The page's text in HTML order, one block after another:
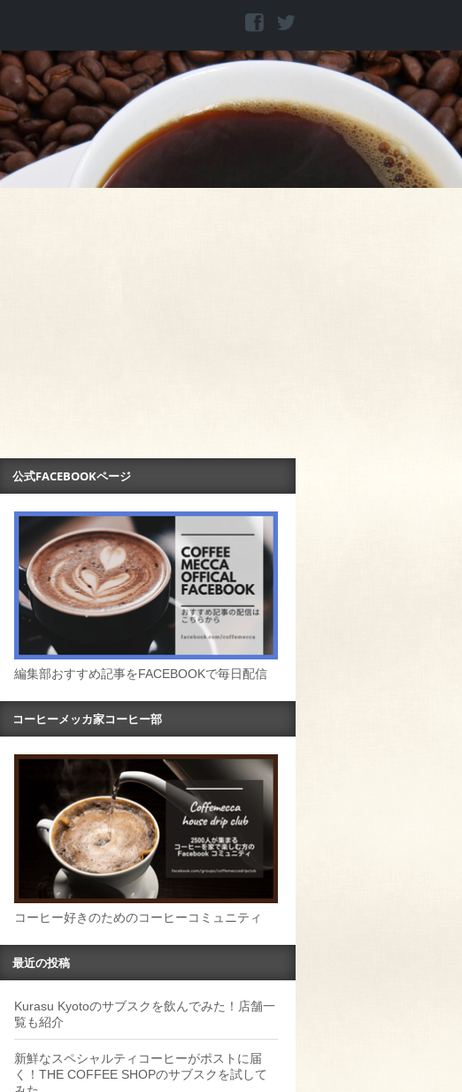
公式FACEBOOKページ
編集部おすすめ記事をFACEBOOKで毎日配信
コーヒーメッカ家コーヒー部
コーヒー好きのためのコーヒーコミュニティ
最近の投稿
Kurasu Kyotoのサブスクを飲んでみた！店舗一
覧も紹介
新鮮なスペシャルティコーヒーがポストに届
く！THE COFFEE SHOPのサブスクを試して